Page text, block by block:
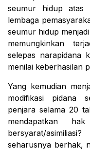
seumur hidup atas
lembaga
seumur hidup
memungkinkan
selepas narapidana
menilai keberhasilan
Yang kemudian
modifikasi pidana
penjara selama 20
mendapatkan
bersyarat/
seharusnya berhak,